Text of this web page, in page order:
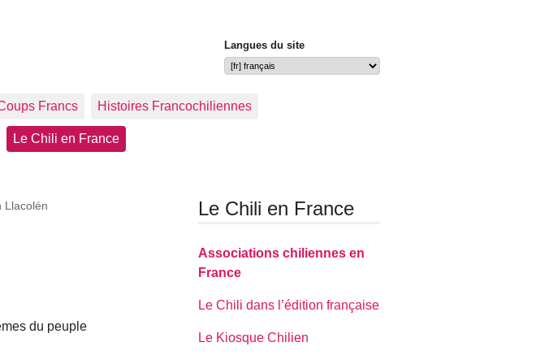
Langues du site
Francs Histoires Francochiliennes
Le Chili en France
Llacolén
du peuple
Le Chili en France
Associations chiliennes en
France
Le Chili dans l’édition française
Le Kiosque Chilien